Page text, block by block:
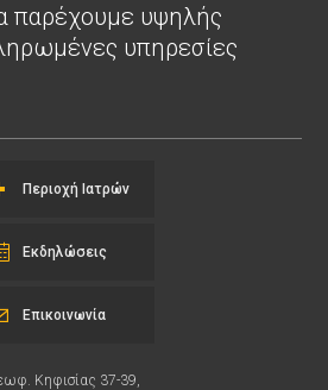
παρέχουμε υψηλής
υπηρεσίες
Περιοχή Ιατρών
Εκδηλώσεις
Κηφισίας 37-39,
Επικοινωνία